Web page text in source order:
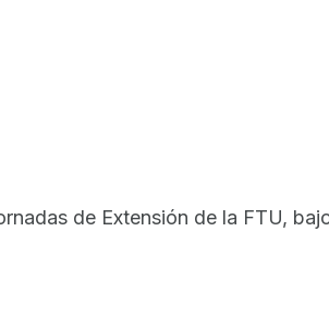
de Extensión de la FTU,